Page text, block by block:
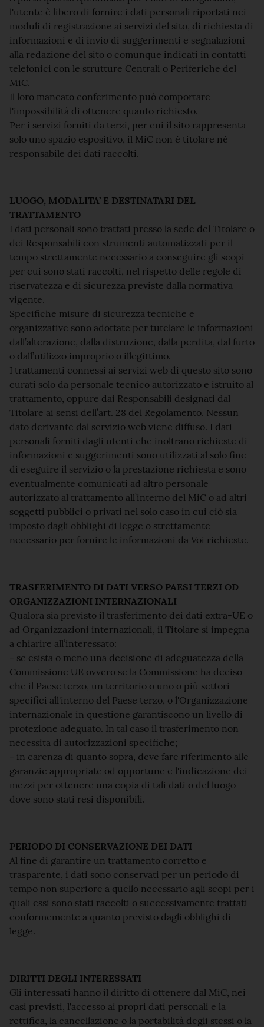
l'utente è libero di fornire i dati personali riportati nei
moduli di registrazione ai servizi del sito, di richiesta di
informazioni e di invio di suggerimenti e segnalazioni
alla redazione del sito o comunque indicati in contatti
telefonici con le strutture Centrali o Periferiche del
MiC.
Il loro mancato conferimento può comportare
l'impossibilità di ottenere quanto richiesto.
Per i servizi forniti da terzi, per cui il sito rappresenta
solo uno spazio espositivo, il MiC non è titolare né
responsabile dei dati raccolti.
LUOGO, MODALITA’ E DESTINATARI DEL
TRATTAMENTO
I dati personali sono trattati presso la sede del Titolare o
dei Responsabili con strumenti automatizzati per il
tempo strettamente necessario a conseguire gli scopi
per cui sono stati raccolti, nel rispetto delle regole di
riservatezza e di sicurezza previste dalla normativa
vigente.
Specifiche misure di sicurezza tecniche e
organizzative sono adottate per tutelare le informazioni
dall’alterazione, dalla distruzione, dalla perdita, dal furto
o dall’utilizzo improprio o illegittimo.
I trattamenti connessi ai servizi web di questo sito sono
curati solo da personale tecnico autorizzato e istruito al
trattamento, oppure dai Responsabili designati dal
Titolare ai sensi dell’art. 28 del Regolamento. Nessun
dato derivante dal servizio web viene diffuso. I dati
personali forniti dagli utenti che inoltrano richieste di
informazioni e suggerimenti sono utilizzati al solo fine
di eseguire il servizio o la prestazione richiesta e sono
eventualmente comunicati ad altro personale
autorizzato al trattamento all’interno del MiC o ad altri
soggetti pubblici o privati nel solo caso in cui ciò sia
imposto dagli obblighi di legge o strettamente
necessario per fornire le informazioni da Voi richieste.
TRASFERIMENTO DI DATI VERSO PAESI TERZI OD
ORGANIZZAZIONI INTERNAZIONALI
Qualora sia previsto il trasferimento dei dati extra-UE o
ad Organizzazioni internazionali, il Titolare si impegna
a chiarire all’interessato:
- se esista o meno una decisione di adeguatezza della
Commissione UE ovvero se la Commissione ha deciso
che il Paese terzo, un territorio o uno o più settori
specifici all'interno del Paese terzo, o l'Organizzazione
internazionale in questione garantiscono un livello di
protezione adeguato. In tal caso il trasferimento non
necessita di autorizzazioni specifiche;
- in carenza di quanto sopra, deve fare riferimento alle
garanzie appropriate od opportune e l'indicazione dei
mezzi per ottenere una copia di tali dati o del luogo
dove sono stati resi disponibili.
PERIODO DI CONSERVAZIONE DEI DATI
Al fine di garantire un trattamento corretto e
trasparente, i dati sono conservati per un periodo di
tempo non superiore a quello necessario agli scopi per i
quali essi sono stati raccolti o successivamente trattati
conformemente a quanto previsto dagli obblighi di
legge.
DIRITTI DEGLI INTERESSATI
Gli interessati hanno il diritto di ottenere dal MiC, nei
casi previsti, l'accesso ai propri dati personali e la
rettifica, la cancellazione o la portabilità degli stessi o la